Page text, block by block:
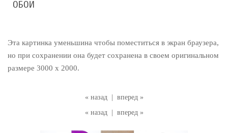
« назад
вперед »
« назад
вперед »
Эта картинка уменьшина чтобы поместиться в экран браузера,
но при сохранении она будет сохранена в своем оригинальном
размере 3000 x 2000.
ОБОИ